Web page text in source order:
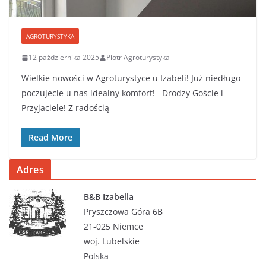
AGROTURYSTYKA
12 października 2025 Piotr Agroturystyka
Wielkie nowości w Agroturystyce u Izabeli! Już niedługo
poczujecie u nas idealny komfort! ​Drodzy Goście i
Przyjaciele! Z radością
Read More
Adres
B&B Izabella
Pryszczowa Góra 6B
21-025 Niemce
woj. Lubelskie
Polska